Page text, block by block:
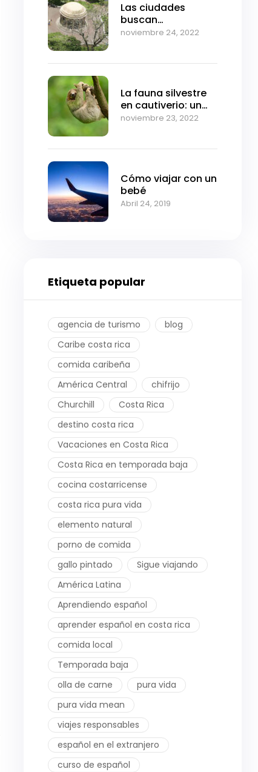
Las ciudades
buscan
reverdecerse para
noviembre 24, 2022
La fauna silvestre
en cautiverio: un
mal innecesario
noviembre 23, 2022
Cómo viajar con un
bebé
Abril 24, 2019
Etiqueta popular
agencia de turismo
blog
Caribe costa rica
comida caribeña
América Central
chifrijo
Churchill
Costa Rica
destino costa rica
Vacaciones en Costa Rica
Costa Rica en temporada baja
cocina costarricense
costa rica pura vida
elemento natural
porno de comida
gallo pintado
Sigue viajando
América Latina
Aprendiendo español
aprender español en costa rica
comida local
Temporada baja
olla de carne
pura vida
pura vida mean
viajes responsables
español en el extranjero
curso de español